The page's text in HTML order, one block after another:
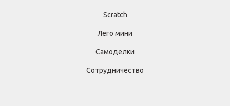
Scratch
Лего мини
Самоделки
Сотрудничество